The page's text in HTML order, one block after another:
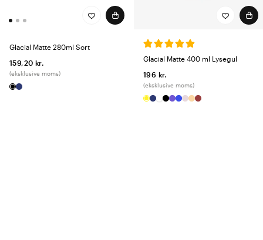
Glacial Matte 280ml Sort
159,20 kr.
(eksklusive moms)
Glacial Matte 400 ml Lysegul
196 kr.
(eksklusive moms)